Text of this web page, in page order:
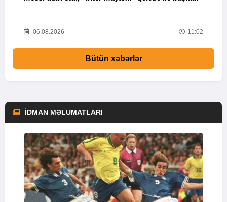
06.08.2026 11:02
Bütün xəbərlər
İDMAN MƏLUMATLARI